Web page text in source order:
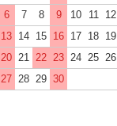
6
7 8 9 10 11
12
13 14 15 16 17 18 19
20 21 22 23 24 25 26
27 28 29 30